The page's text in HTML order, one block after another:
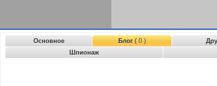
Основное Блог( 0 )
Шпионаж